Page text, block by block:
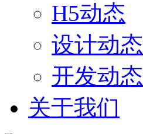
H5动态
设计动态
开发动态
关于我们